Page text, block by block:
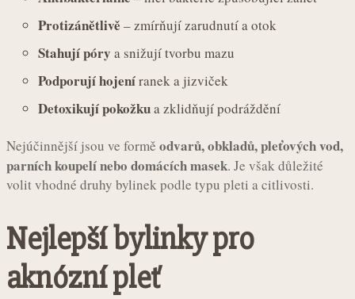
Protizánětlivě – zmírňují zarudnutí a otok
Stahují póry a snižují tvorbu mazu
Podporují hojeníranek a jizviček
Detoxikují pokožkua zklidňují podráždění
Nejúčinnější jsou ve formě odvarů, obkladů, pleťových vod,
parních koupelí nebo domácích masek. Je však důležité
volit vhodné druhy bylinek podle typu pleti a citlivosti.
Nejlepší bylinky pro
aknózní pleť